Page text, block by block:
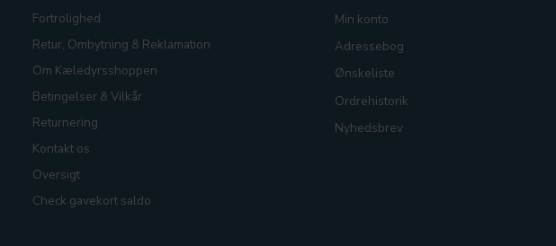
Fortrolighed
Retur, Ombytning & Reklamation
Om Kæledyrsshoppen
Betingelser & Vilkår
Returnering
Kontakt os
Oversigt
Check gavekort saldo
Min konto
Adressebog
Ønskeliste
Ordrehistorik
Nyhedsbrev